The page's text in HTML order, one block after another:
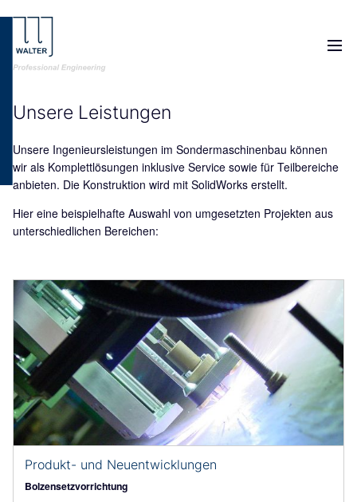
Unsere Leistungen
Unsere Ingenieursleistungen im Sondermaschinenbau können
wir als Komplettlösungen inklusive Service sowie für Teilbereiche
anbieten. Die Konstruktion wird mit SolidWorks erstellt.
Hier eine beispielhafte Auswahl von umgesetzten Projekten aus
unterschiedlichen Bereichen:
Produkt- und Neuentwicklungen
Bolzensetzvorrichtung